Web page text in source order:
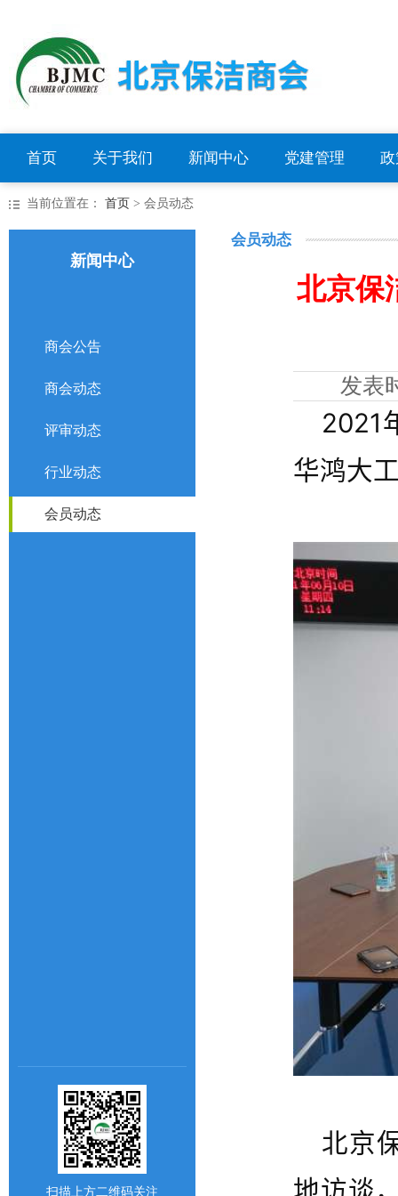
首页 关于我们 新闻中心 党建管理
当前位置在： 首页 > 会员动态
新闻中心
商会公告
商会动态
评审动态
行业动态
会员动态
扫描上方二维码关注
会员动态
北京保
发表
2021
华鸿大
北京
地访谈